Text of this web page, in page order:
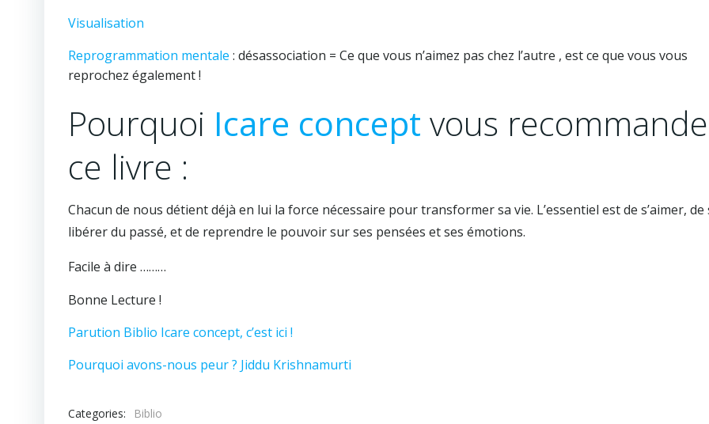
Visualisation
Reprogrammation mentale : désassociation = Ce que vous n’aimez pas chez l’autre , est ce que vous vous
reprochez également !
Pourquoi Icare concept vous recommande
ce livre :
Chacun de nous détient déjà en lui la force nécessaire pour transformer sa vie. L’essentiel est de s’aimer, de
libérer du passé, et de reprendre le pouvoir sur ses pensées et ses émotions.
Facile à dire ………
Bonne Lecture !
Parution Biblio Icare concept, c’est ici !
Pourquoi avons-nous peur ? Jiddu Krishnamurti
Categories:
Biblio